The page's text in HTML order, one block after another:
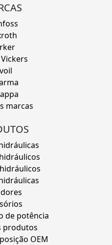
marcas
de potência
produtos
OEM